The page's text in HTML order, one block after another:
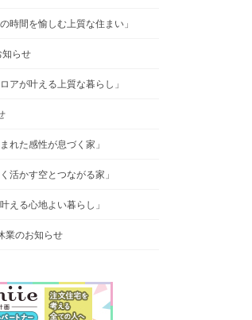
時間を愉しむ上質な住まい」
らせ
アが叶える上質な暮らし」
れた感性が息づく家」
活かす空とつながる家」
える心地よい暮らし」
業のお知らせ